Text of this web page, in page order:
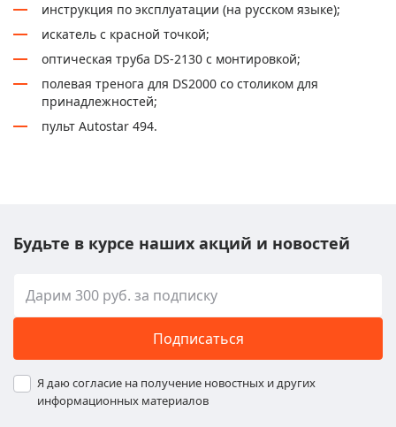
инструкция по эксплуатации (на русском языке);
искатель с красной точкой;
оптическая труба DS-2130 с монтировкой;
полевая тренога для DS2000 со столиком для
принадлежностей;
пульт Autostar 494.
Будьте в курсе наших акций и новостей
Подписаться
Я даю согласие на получение новостных и других
информационных материалов